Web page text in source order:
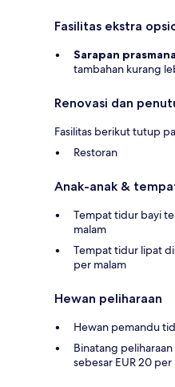
Fasilitas ekstra
Sarapan
tambahan kurang
Renovasi dan
Fasilitas berikut tutup
Restoran
Anak-anak &
Tempat tidur bayi
malam
Tempat tidur lipat
per malam
Hewan peliharaan
Hewan pemandu
Binatang
sebesar EUR 20